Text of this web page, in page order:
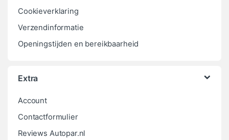
Cookieverklaring
Verzendinformatie
Openingstijden en bereikbaarheid
Extra
Account
Contactformulier
Reviews Autopar.nl